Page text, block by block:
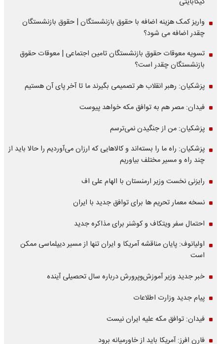
واریز کمک هزینه اضافه با حقوق بازنشستگان | حقوق بازنشستگان
چقدر اضافه می شود؟
تسویه معوقات حقوق بازنشستگان تامین اجتماعی | معوقات حقوق
بازنشستگان چقدر است؟
پزشکیان: رهبر انقلاب هر تصمیمی بگیرند ما تا آخر پای آن هستیم
فیدان: مصر هم به توافق مکه خواهد پیوست
پزشکیان: من از جنگیدن نمی‌ترسم
پزشکیان: راه ما را بسته‌اند و کالاهایی که ارزان می‌آوردیم را حالا باید از
چند راه و مسیر مختلف بیاوریم
رایزنی نخست وزیر ارمنستان با الهام علی اف
نسخه معمار تحریم ها برای توافق جدید با ایران
احتمال سفر ویتکاف و کوشنر برای مذاکره جدید
اولیانوف: پایان مناقشه آمریکا و ایران تنها از مسیر دیپلماسی ممکن
است
خبر جدید وزیر آموزش‌وپرورش درباره سال تحصیلی آینده
پیام جدید وزارت اطلاعات
فیدان: توافق مکه علیه ایران نیست
فارن افرز: آمریکا باید از خاورمیانه برود